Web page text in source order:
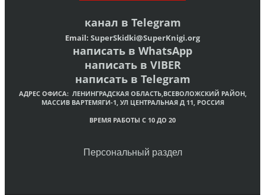
канал в Telegram
Email: SuperSkidki@SuperKnigi.org
написать в WhatsApp
написать в VIBER
написать в Telegram
АДРЕС ОФИСА: ЛЕНИНГРАДСКАЯ ОБЛАСТЬ,ВСЕВОЛОЖСКИЙ РАЙОН,
МАССИВ ВАРТЕМЯГИ-1, УЛ ЦЕНТРАЛЬНАЯ Д 11, РОССИЯ
ВРЕМЯ РАБОТЫ С 10 ДО 20
Персональный раздел